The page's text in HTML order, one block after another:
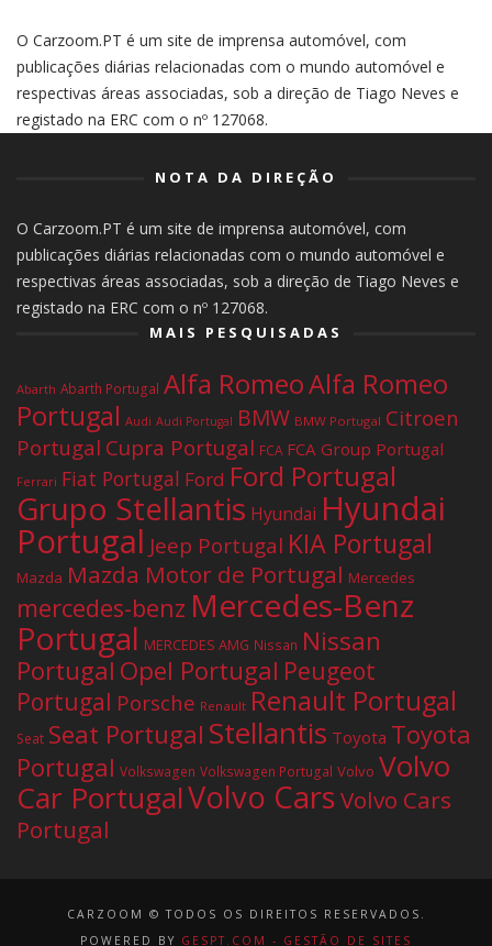
O Carzoom.PT é um site de imprensa automóvel, com
publicações diárias relacionadas com o mundo automóvel e
respectivas áreas associadas, sob a direção de Tiago Neves e
registado na ERC com o nº 127068.
NOTA DA DIREÇÃO
O Carzoom.PT é um site de imprensa automóvel, com
publicações diárias relacionadas com o mundo automóvel e
respectivas áreas associadas, sob a direção de Tiago Neves e
registado na ERC com o nº 127068.
MAIS PESQUISADAS
Abarth Abarth Portugal Alfa RomeoAlfa Romeo
Portugal Audi Audi Portugal BMW BMW Portugal Citroen
Portugal Cupra Portugal FCA FCA Group Portugal
Ferrari Fiat Portugal Ford Ford Portugal
Grupo Stellantis Hyundai Hyundai
Portugal Jeep Portugal KIA Portugal
Mazda Mazda Motor de Portugal Mercedes
mercedes-benz Mercedes-Benz
Portugal MERCEDES AMG Nissan Nissan
Portugal Opel Portugal Peugeot
Portugal Porsche Renault Renault Portugal
Seat Seat Portugal Stellantis Toyota Toyota
Portugal Volkswagen Volkswagen Portugal Volvo Volvo
Car PortugalVolvo CarsVolvo Cars
Portugal
CARZOOM © TODOS OS DIREITOS RESERVADOS.
POWERED BY GESPT.COM - GESTÃO DE SITES